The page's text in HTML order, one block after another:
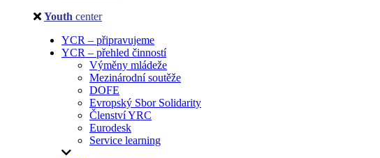
Youth center
YCR – připravujeme
YCR – přehled činností
Výměny mládeže
Mezinárodní soutěže
DOFE
Evropský Sbor Solidarity
Členství YRC
Eurodesk
Service learning